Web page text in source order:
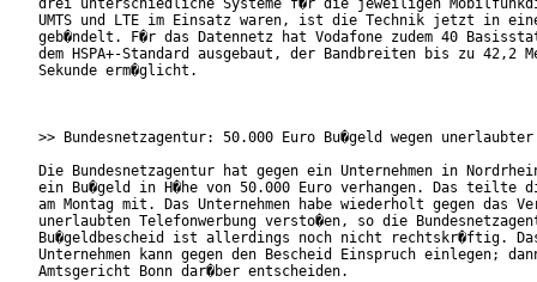
drei unterschiedliche Systeme f�r die jeweiligen
UMTS und LTE im Einsatz waren, ist die Technik jetzt in
geb�ndelt. F�r das Datennetz hat Vodafone zudem 40
dem HSPA+-Standard ausgebaut, der Bandbreiten bis zu 42,2
Sekunde erm�glicht.
>> Bundesnetzagentur: 50.000 Euro Bu�geld wegen unerlaubter
Die Bundesnetzagentur hat gegen ein Unternehmen in
ein Bu�geld in H�he von 50.000 Euro verhangen. Das teilte
am Montag mit. Das Unternehmen habe wiederholt gegen das
unerlaubten Telefonwerbung versto�en, so die
Bu�geldbescheid ist allerdings noch nicht rechtskr�ftig.
Unternehmen kann gegen den Bescheid Einspruch einlegen;
Amtsgericht Bonn dar�ber entscheiden.